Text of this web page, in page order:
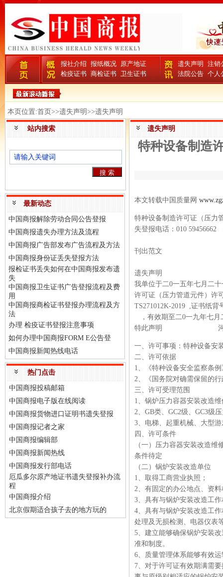
报社介绍 报纸概况 原产地证
检疫证书 商检证书 卫生证书
遗失声明
注销
法院公告 个人
本页位置:首页>>遗失声明>>遗失声明
站内搜索
最新动态
中国商报解除劳动合同公告登报
中国商报遗失办理方法及流程
中国商报广告部发布广告流程及方法
中国商报身份证丢失登报方法
报检证书丢失如何在中国商报发布遗
失
中国商报卫生证书广告登报流程及费
用
中国商报商检证书登报办理流程及方
法
办理 检疫证书登报注意事项
如何办理中国商报FORM E公告登
中国商报新闻热线电话
热门点击
中国商报投稿邮箱
中国商报电子版在线阅读
中国商报货物进口证明书遗失登报
中国商报记者之家
中国商报编辑部
中国商报新闻热线
中国商报发行部电话
厄瓜多尔原产地证书遗失登报补办流
程
中国商报介绍
北京假期适合孩子去的地方玩的
遗失声明
特种设备制造
本文转载中国质量网
特种设备制造许可证（压力
失登报电话：010 59456662
刊出范文
遗失声明
我单位于二0一五年七月二
许可证（压力管道元件）许
TS271012K-2019 ,证书纸背
，有效期至二0一九年七月
特此声明 河南源
一、许可事项：特种设备安
二、许可依据
1、《特种设备安全监察条例
2、《国务院对确需保留的
三、许可受理范围
1、锅炉压力容器安装改造维
2、GB类、GC2级、GC3级
3、电梯、起重机械、大型
四、许可条件
（一）压力容器安装改造维
条件待定
（二）锅炉安装改造单位
1、取得工商营业执照；
2、有固定的办公地点、资
3、具有与锅炉安装改造工
4、具有与锅炉安装改造工
处理及无损检测、电器仪表
5、建立能够确保锅炉安装
准和制度。
6、质量管理体系能够有效
7、对于许可证有效期满需